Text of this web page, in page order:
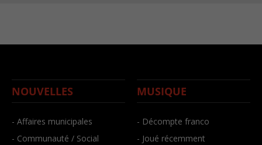
NOUVELLES
- Affaires municipales
- Communauté / Social
MUSIQUE
- Décompte franco
- Joué récemment